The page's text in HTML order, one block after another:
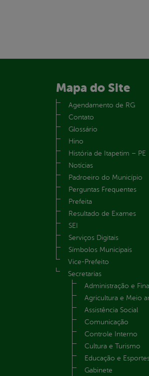
Mapa do Site
Agendamento de RG
Contato
Glossário
Hino
História de Itapetim – PE
Notícias
Padroeiro do Município
Perguntas Frequentes
Prefeita
Resultado de Exames
SEI
Serviços Digitais
Símbolos Municipais
Vice-Prefeito
Secretarias
Administração e
Agricultura e Meio
Assistência Social
Comunicação
Controle Interno
Cultura e Turismo
Educação e
Gabinete